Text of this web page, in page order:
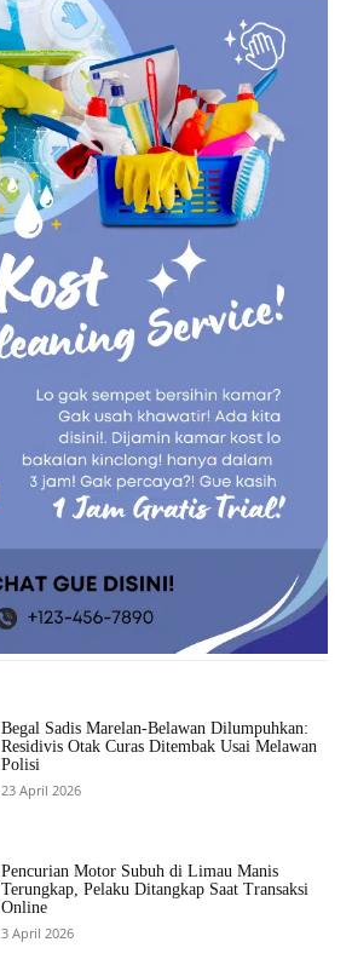
Begal Sadis Marelan-Belawan Dilumpuhkan:
Residivis Otak Curas Ditembak Usai Melawan
Polisi
23 April 2026
Pencurian Motor Subuh di Limau Manis
Terungkap, Pelaku Ditangkap Saat Transaksi
Online
3 April 2026